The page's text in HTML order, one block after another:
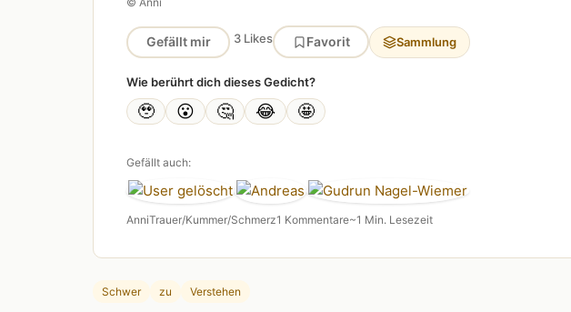
Gefällt mir 3 Likes Favorit Sammlung
Wie berührt dich dieses Gedicht?
🥹 😮 🤔 😂 🤩
Gefällt auch:
AnniTrauer/Kummer/Schmerz1 Kommentare~1 Min. Lesezeit
Schwer zu Verstehen